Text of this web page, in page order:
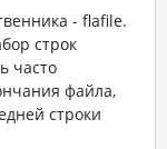
- flafile.
строк
часто
файла,
строки